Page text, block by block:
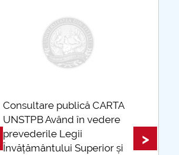
Taxe de școlarizare
indexate Taxele se pot plăti
și cu cardul
>